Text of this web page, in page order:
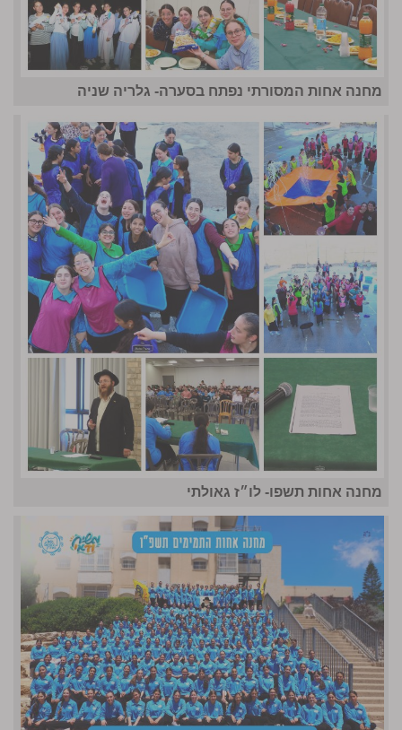
מחנה אחות המסורתי נפתח בסערה- גלריה שניה
מחנה אחות תשפו- לו״ז גאולתי